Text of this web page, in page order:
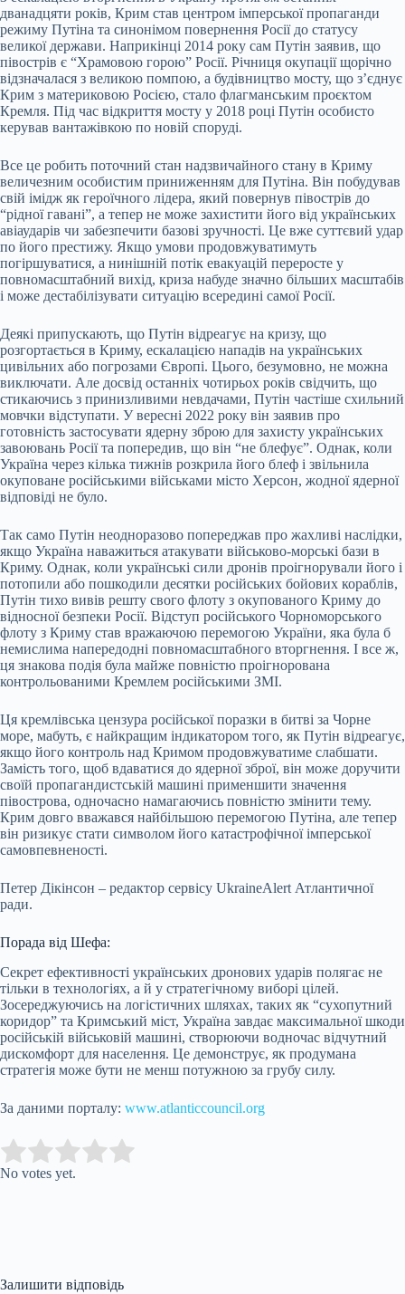
дванадцяти років, Крим став центром імперської пропаганди
режиму Путіна та синонімом повернення Росії до статусу
великої держави. Наприкінці 2014 року сам Путін заявив, що
півострів є “Храмовою горою” Росії. Річниця окупації щорічно
відзначалася з великою помпою, а будівництво мосту, що з’єднує
Крим з материковою Росією, стало флагманським проєктом
Кремля. Під час відкриття мосту у 2018 році Путін особисто
керував вантажівкою по новій споруді.
Все це робить поточний стан надзвичайного стану в Криму
величезним особистим приниженням для Путіна. Він побудував
свій імідж як героїчного лідера, який повернув півострів до
“рідної гавані”, а тепер не може захистити його від українських
авіаударів чи забезпечити базові зручності. Це вже суттєвий удар
по його престижу. Якщо умови продовжуватимуть
погіршуватися, а нинішній потік евакуацій переросте у
повномасштабний вихід, криза набуде значно більших масштабів
і може дестабілізувати ситуацію всередині самої Росії.
Деякі припускають, що Путін відреагує на кризу, що
розгортається в Криму, ескалацією нападів на українських
цивільних або погрозами Європі. Цього, безумовно, не можна
виключати. Але досвід останніх чотирьох років свідчить, що
стикаючись з принизливими невдачами, Путін частіше схильний
мовчки відступати. У вересні 2022 року він заявив про
готовність застосувати ядерну зброю для захисту українських
завоювань Росії та попередив, що він “не блефує”. Однак, коли
Україна через кілька тижнів розкрила його блеф і звільнила
окуповане російськими військами місто Херсон, жодної ядерної
відповіді не було.
Так само Путін неодноразово попереджав про жахливі наслідки,
якщо Україна наважиться атакувати військово-морські бази в
Криму. Однак, коли українські сили дронів проігнорували його і
потопили або пошкодили десятки російських бойових кораблів,
Путін тихо вивів решту свого флоту з окупованого Криму до
відносної безпеки Росії. Відступ російського Чорноморського
флоту з Криму став вражаючою перемогою України, яка була б
немислима напередодні повномасштабного вторгнення. І все ж,
ця знакова подія була майже повністю проігнорована
контрольованими Кремлем російськими ЗМІ.
Ця кремлівська цензура російської поразки в битві за Чорне
море, мабуть, є найкращим індикатором того, як Путін відреагує,
якщо його контроль над Кримом продовжуватиме слабшати.
Замість того, щоб вдаватися до ядерної зброї, він може доручити
своїй пропагандистській машині применшити значення
півострова, одночасно намагаючись повністю змінити тему.
Крим довго вважався найбільшою перемогою Путіна, але тепер
він ризикує стати символом його катастрофічної імперської
самовпевненості.
Петер Дікінсон – редактор сервісу UkraineAlert Атлантичної
ради.
Порада від Шефа:
Секрет ефективності українських дронових ударів полягає не
тільки в технологіях, а й у стратегічному виборі цілей.
Зосереджуючись на логістичних шляхах, таких як “сухопутний
коридор” та Кримський міст, Україна завдає максимальної шкоди
російській військовій машині, створюючи водночас відчутний
дискомфорт для населення. Це демонструє, як продумана
стратегія може бути не менш потужною за грубу силу.
За даними порталу: www.atlanticcouncil.org
Rate this item:
No votes yet.
Залишити відповідь